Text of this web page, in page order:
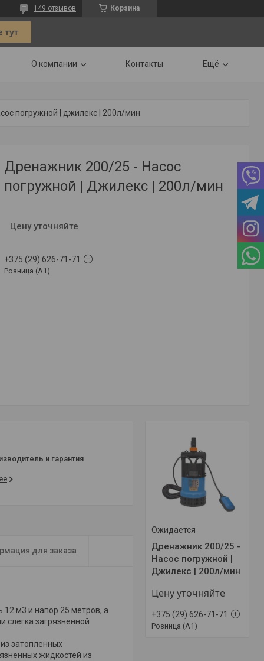
Корзина
149 отзывов
О компании Контакты Ещё
погружной | джилекс | 200л/мин
Дренажник 200/25 - Насос
погружной | Джилекс | 200л/мин
Цену уточняйте
+375 (29) 626-71-71
Розница (A1)
Ожидается
Дренажник 200/25 -
Насос погружной |
Джилекс | 200л/мин
Цену уточняйте
+375 (29) 626-71-71
Розница (A1)
и гарантия
для заказа
12 м3 и напор 25 метров, а
слегка загрязненной
из затопленных
жидкостей из